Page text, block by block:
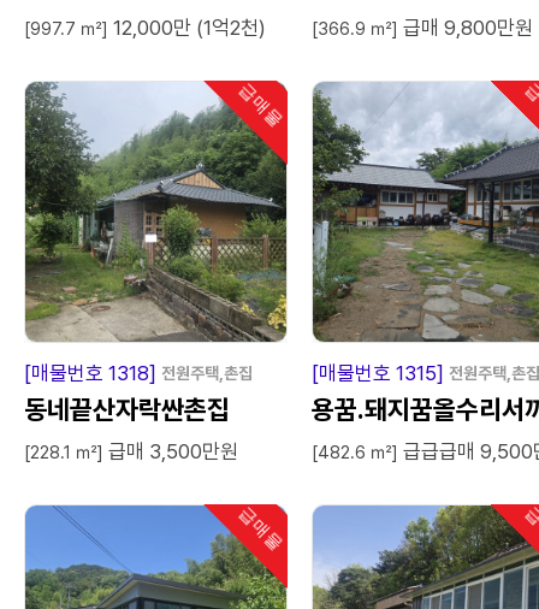
[997.7 ㎡] 12,000만 (1억2천) [366.9 ㎡] 급매 9,800만원
급매물
인기
급 매 물
[매물번호 1318] 전원주택,촌집
동네끝산자락싼촌집
[228.1 ㎡] 급매 3,500만원
급 매
[매물번호 1315] 전원주택,촌집
용꿈.돼지꿈올수리서
한옥
[482.6 ㎡] 급급급매 9,500
급매물
인기